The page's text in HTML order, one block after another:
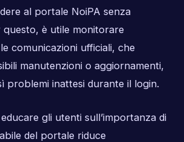
al portale NoiPA senza
è utile monitorare
comunicazioni ufficiali, che
manutenzioni o aggiornamenti,
problemi inattesi durante il login.
gli utenti sull’importanza di
del portale riduce